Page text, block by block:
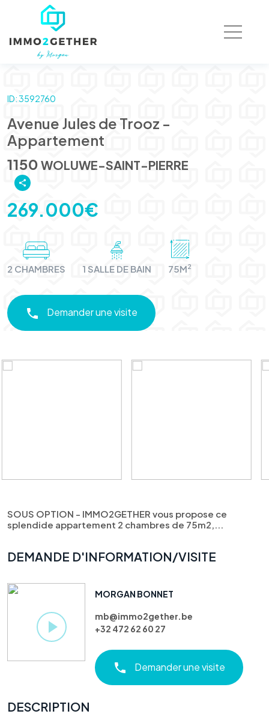
ID: 3592760
Avenue Jules de Trooz -
Appartement
1150 WOLUWE-SAINT-PIERRE
269.000€
2 CHAMBRES 1 SALLE DE BAIN 75M2
Demander une visite
SOUS OPTION - IMMO2GETHER vous propose ce
splendide appartement 2 chambres de 75m2,...
DEMANDE D'INFORMATION/VISITE
MORGAN BONNET
mb@immo2gether.be
+32 472 62 60 27
Demander une visite
DESCRIPTION